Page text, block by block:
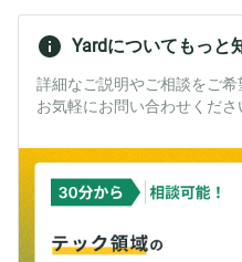
Yardについてもっと
詳細なご説明やご相談をご
お気軽にお問い合わせくださ